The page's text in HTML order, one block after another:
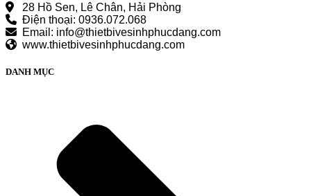
28 Hồ Sen, Lê Chân, Hải Phòng
Điện thoại: 0936.072.068
Email: info@thietbivesinhphucdang.com
www.thietbivesinhphucdang.com
DANH MỤC